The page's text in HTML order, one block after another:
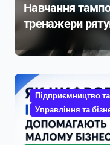
Навчання
тренажери
життя
Підприємництво
Управління та